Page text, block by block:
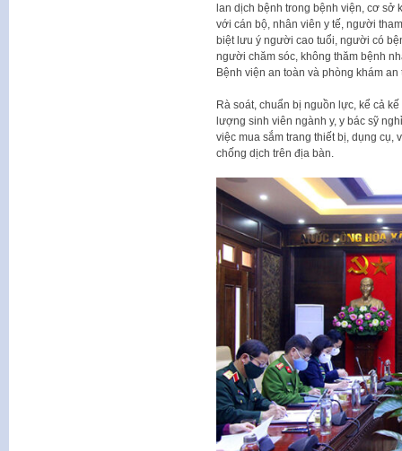
lan dịch bệnh trong bệnh viện, cơ sở
với cán bộ, nhân viên y tế, người
biệt lưu ý người cao tuổi, người có
người chăm sóc, không thăm bệnh
Bệnh viện an toàn và phòng khám
Rà soát, chuẩn bị nguồn lực, kể cả
lượng sinh viên ngành y, y bác sỹ
việc mua sắm trang thiết bị, dụng cụ,
chống dịch trên địa bàn.